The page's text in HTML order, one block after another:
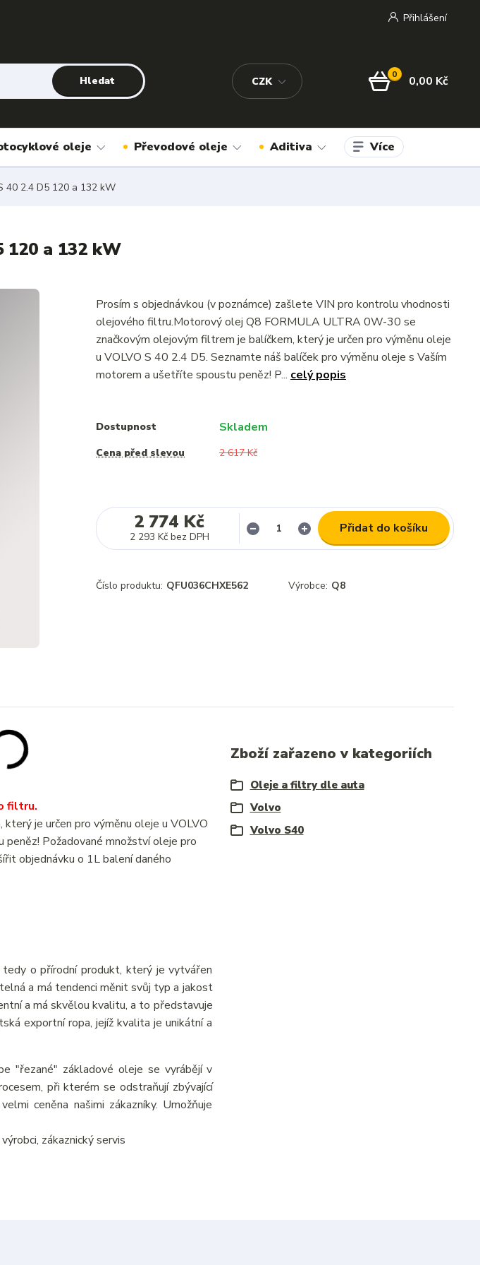
CZK
Přihlášení
Hledat 0 0,00 Kč
oleje Převodové oleje Aditiva Více
40 2.4 D5 120 a 132 kW
a 132 kW
Prosím s objednávkou (v poznámce) zašlete VIN pro kontrolu vhodnosti
olejového filtru.Motorový olej Q8 FORMULA ULTRA 0W-30 se
značkovým olejovým filtrem je balíčkem, který je určen pro výměnu oleje
u VOLVO S 40 2.4 D5. Seznamte náš balíček pro výměnu oleje s Vaším
motorem a ušetříte spoustu peněz! P... celý popis
Dostupnost Skladem
Cena před slevou 2 617 Kč
2 774 Kč
2 293 Kč bez DPH
Přidat do košíku
Číslo produktu: QFU036CHXE562 Výrobce: Q8
filtru.
je určen pro výměnu oleje u VOLVO
Požadované množství oleje pro
objednávku o 1L balení daného
tedy o přírodní produkt, který je vytvářen
a má tendenci měnit svůj typ a jakost
a má skvělou kvalitu, a to představuje
exportní ropa, jejíž kvalita je unikátní a
"řezané" základové oleje se vyrábějí v
při kterém se odstraňují zbývající
ceněna našimi zákazníky. Umožňuje
zákaznický servis
Zboží zařazeno v kategoriích
Oleje a filtry dle auta
Volvo
Volvo S40